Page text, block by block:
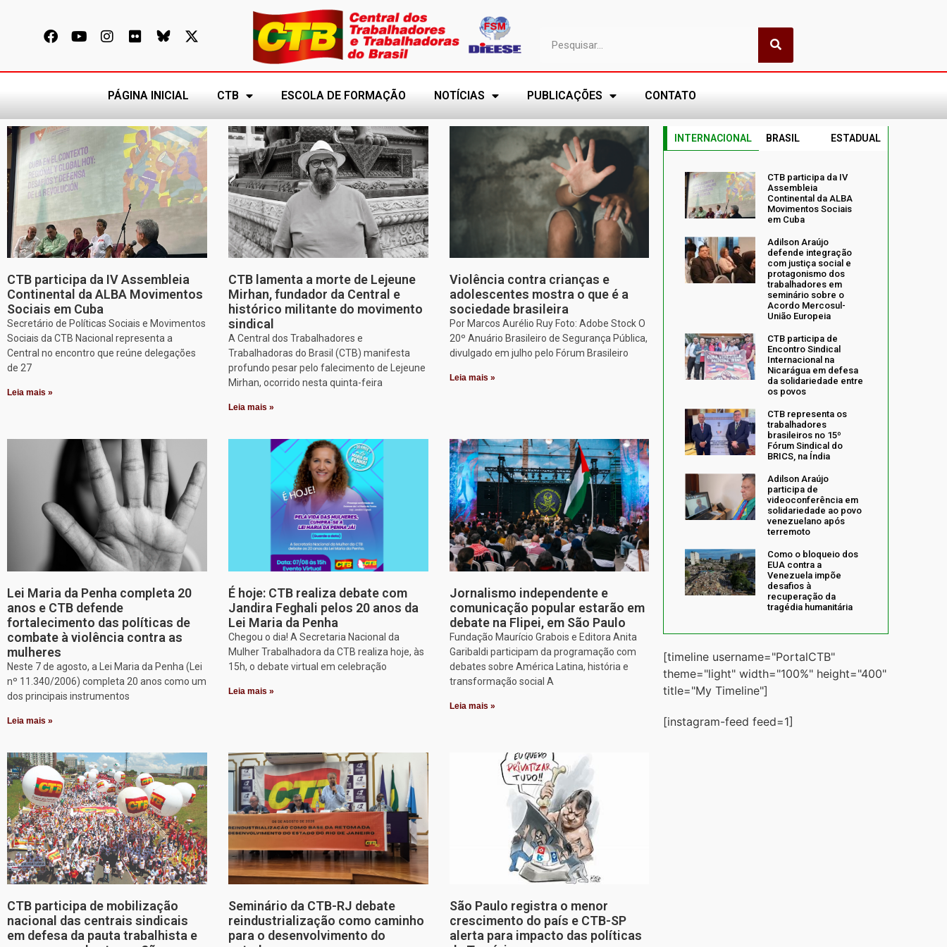
PÁGINA INICIAL CTB ESCOLA DE FORMAÇÃO NOTÍCIAS PUBLICAÇÕES CONTATO
CTB participa da IV Assembleia
Continental da ALBA Movimentos
Sociais em Cuba
Secretário de Políticas Sociais e Movimentos
Sociais da CTB Nacional representa a
Central no encontro que reúne delegações
de 27
Leia mais »
CTB lamenta a morte de Lejeune
Mirhan, fundador da Central e
histórico militante do movimento
sindical
A Central dos Trabalhadores e
Trabalhadoras do Brasil (CTB) manifesta
profundo pesar pelo falecimento de Lejeune
Mirhan, ocorrido nesta quinta-feira
Leia mais »
Violência contra crianças e
adolescentes mostra o que é a
sociedade brasileira
Por Marcos Aurélio Ruy Foto: Adobe Stock O
20º Anuário Brasileiro de Segurança Pública,
divulgado em julho pelo Fórum Brasileiro
Leia mais »
Lei Maria da Penha completa 20
anos e CTB defende
fortalecimento das políticas de
combate à violência contra as
mulheres
Neste 7 de agosto, a Lei Maria da Penha (Lei
nº 11.340/2006) completa 20 anos como um
dos principais instrumentos
Leia mais »
É hoje: CTB realiza debate com
Jandira Feghali pelos 20 anos da
Lei Maria da Penha
Chegou o dia! A Secretaria Nacional da
Mulher Trabalhadora da CTB realiza hoje, às
15h, o debate virtual em celebração
Leia mais »
Jornalismo independente e
comunicação popular estarão em
debate na Flipei, em São Paulo
Fundação Maurício Grabois e Editora Anita
Garibaldi participam da programação com
debates sobre América Latina, história e
transformação social A
Leia mais »
CTB participa de mobilização
nacional das centrais sindicais
em defesa da pauta trabalhista e
Seminário da CTB-RJ debate
reindustrialização como caminho
para o desenvolvimento do
São Paulo registra o menor
crescimento do país e CTB-SP
alerta para impacto das políticas
INTERNACIONAL BRASIL ESTADUAL
CTB participa da IV
Assembleia
Continental da ALBA
Movimentos Sociais
em Cuba
Adilson Araújo
defende integração
com justiça social e
protagonismo dos
trabalhadores em
seminário sobre o
Acordo Mercosul-
União Europeia
CTB participa de
Encontro Sindical
Internacional na
Nicarágua em defesa
da solidariedade entre
os povos
CTB representa os
trabalhadores
brasileiros no 15º
Fórum Sindical do
BRICS, na Índia
Adilson Araújo
participa de
videoconferência em
solidariedade ao povo
venezuelano após
terremoto
Como o bloqueio dos
EUA contra a
Venezuela impõe
desafios à
recuperação da
tragédia humanitária
[timeline username="PortalCTB"
theme="light" width="100%" height="400"
title="My Timeline"]
[instagram-feed feed=1]